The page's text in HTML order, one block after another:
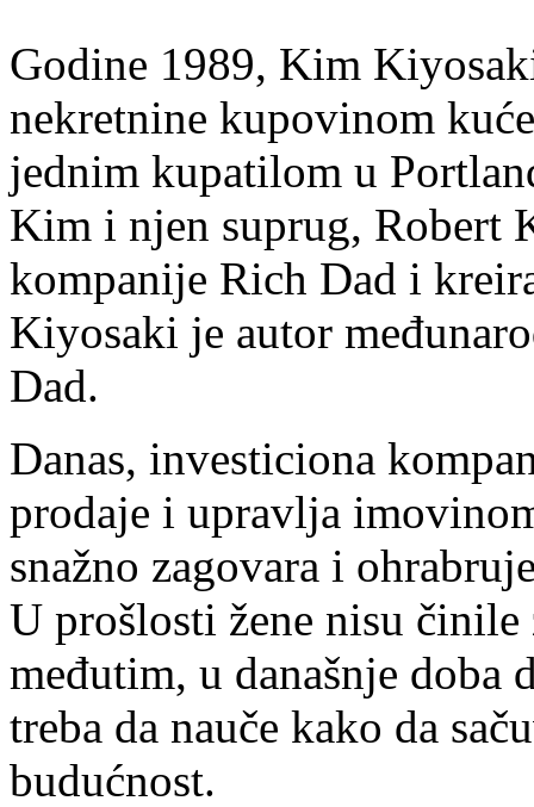
Godine 1989, Kim
nekretnine kupovinom
jednim kupatilom u
Kim i njen suprug, Robert
kompanije Rich Dad i
Kiyosaki je autor
Dad.
Danas, investiciona
prodaje i upravlja
snažno zagovara i
U prošlosti žene nisu
međutim, u današnje doba
treba da nauče kako da
budućnost.